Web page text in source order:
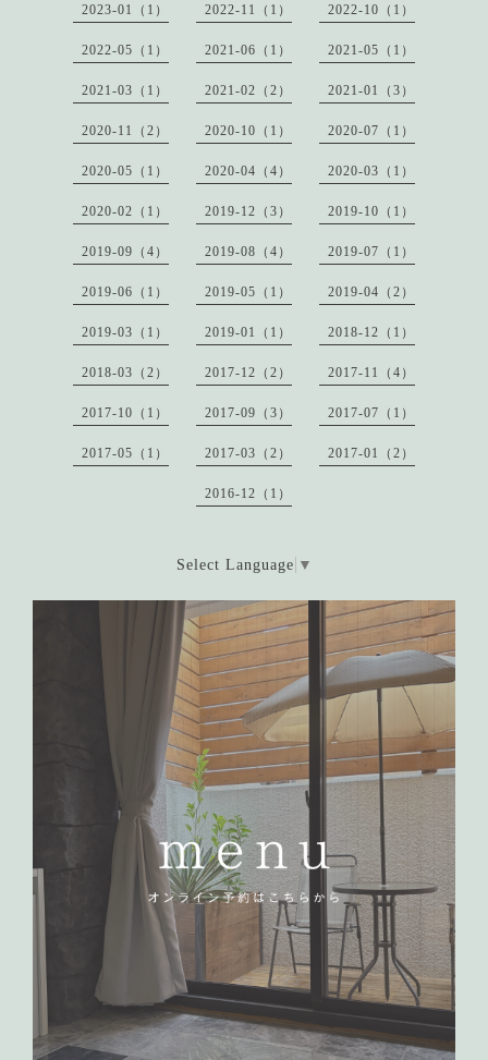
2023-01（1） 2022-11（1） 2022-10（1）
2022-05（1） 2021-06（1） 2021-05（1）
2021-03（1） 2021-02（2） 2021-01（3）
2020-11（2） 2020-10（1） 2020-07（1）
2020-05（1） 2020-04（4） 2020-03（1）
2020-02（1） 2019-12（3） 2019-10（1）
2019-09（4） 2019-08（4） 2019-07（1）
2019-06（1） 2019-05（1） 2019-04（2）
2019-03（1） 2019-01（1） 2018-12（1）
2018-03（2） 2017-12（2） 2017-11（4）
2017-10（1） 2017-09（3） 2017-07（1）
2017-05（1） 2017-03（2） 2017-01（2）
2016-12（1）
Select Language ▼